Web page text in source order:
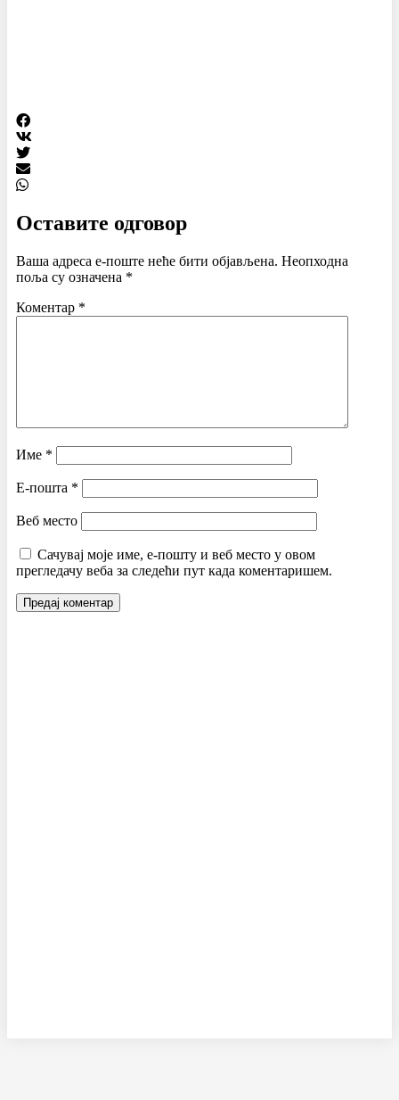
Оставите одговор
Ваша адреса е-поште неће бити објављена. Неопходна
поља су означена *
Коментар *
Име *
Е-пошта *
Веб место
Сачувај моје име, е-пошту и веб место у овом
прегледачу веба за следећи пут када коментаришем.